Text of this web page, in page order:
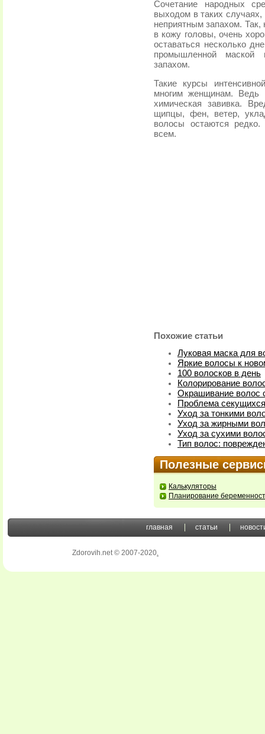
Сочетание народных
выходом в таких случаях,
неприятным запахом. Так,
в кожу головы, очень
оставаться несколько
промышленной
запахом.
Такие курсы
многим женщинам. Ведь
химическая завивка.
щипцы, фен, ветер,
волосы остаются
всем.
Похожие статьи
Луковая маска для
Яркие волосы к
100 волосков в день
Колорирование
Окрашивание волос
Проблема
Уход за тонкими
Уход за жирными
Уход за сухими
Тип волос:
Полезные
Калькуляторы
Планирование
главная статьи
Zdorovih.net © 2007-2020